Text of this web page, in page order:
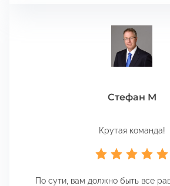
Стефан М
Крутая команда!
По сути, вам должно быть все